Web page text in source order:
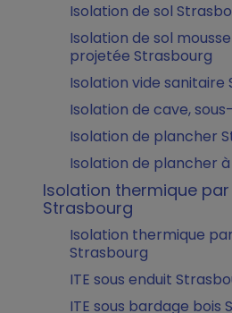
Isolation de sol
Isolation de sol
projetée Strasbourg
Isolation vide sanitaire
Isolation de cave,
Isolation de plancher
Isolation de plancher
Isolation thermique par
Strasbourg
Isolation thermique
Strasbourg
ITE sous enduit
ITE sous bardage bois